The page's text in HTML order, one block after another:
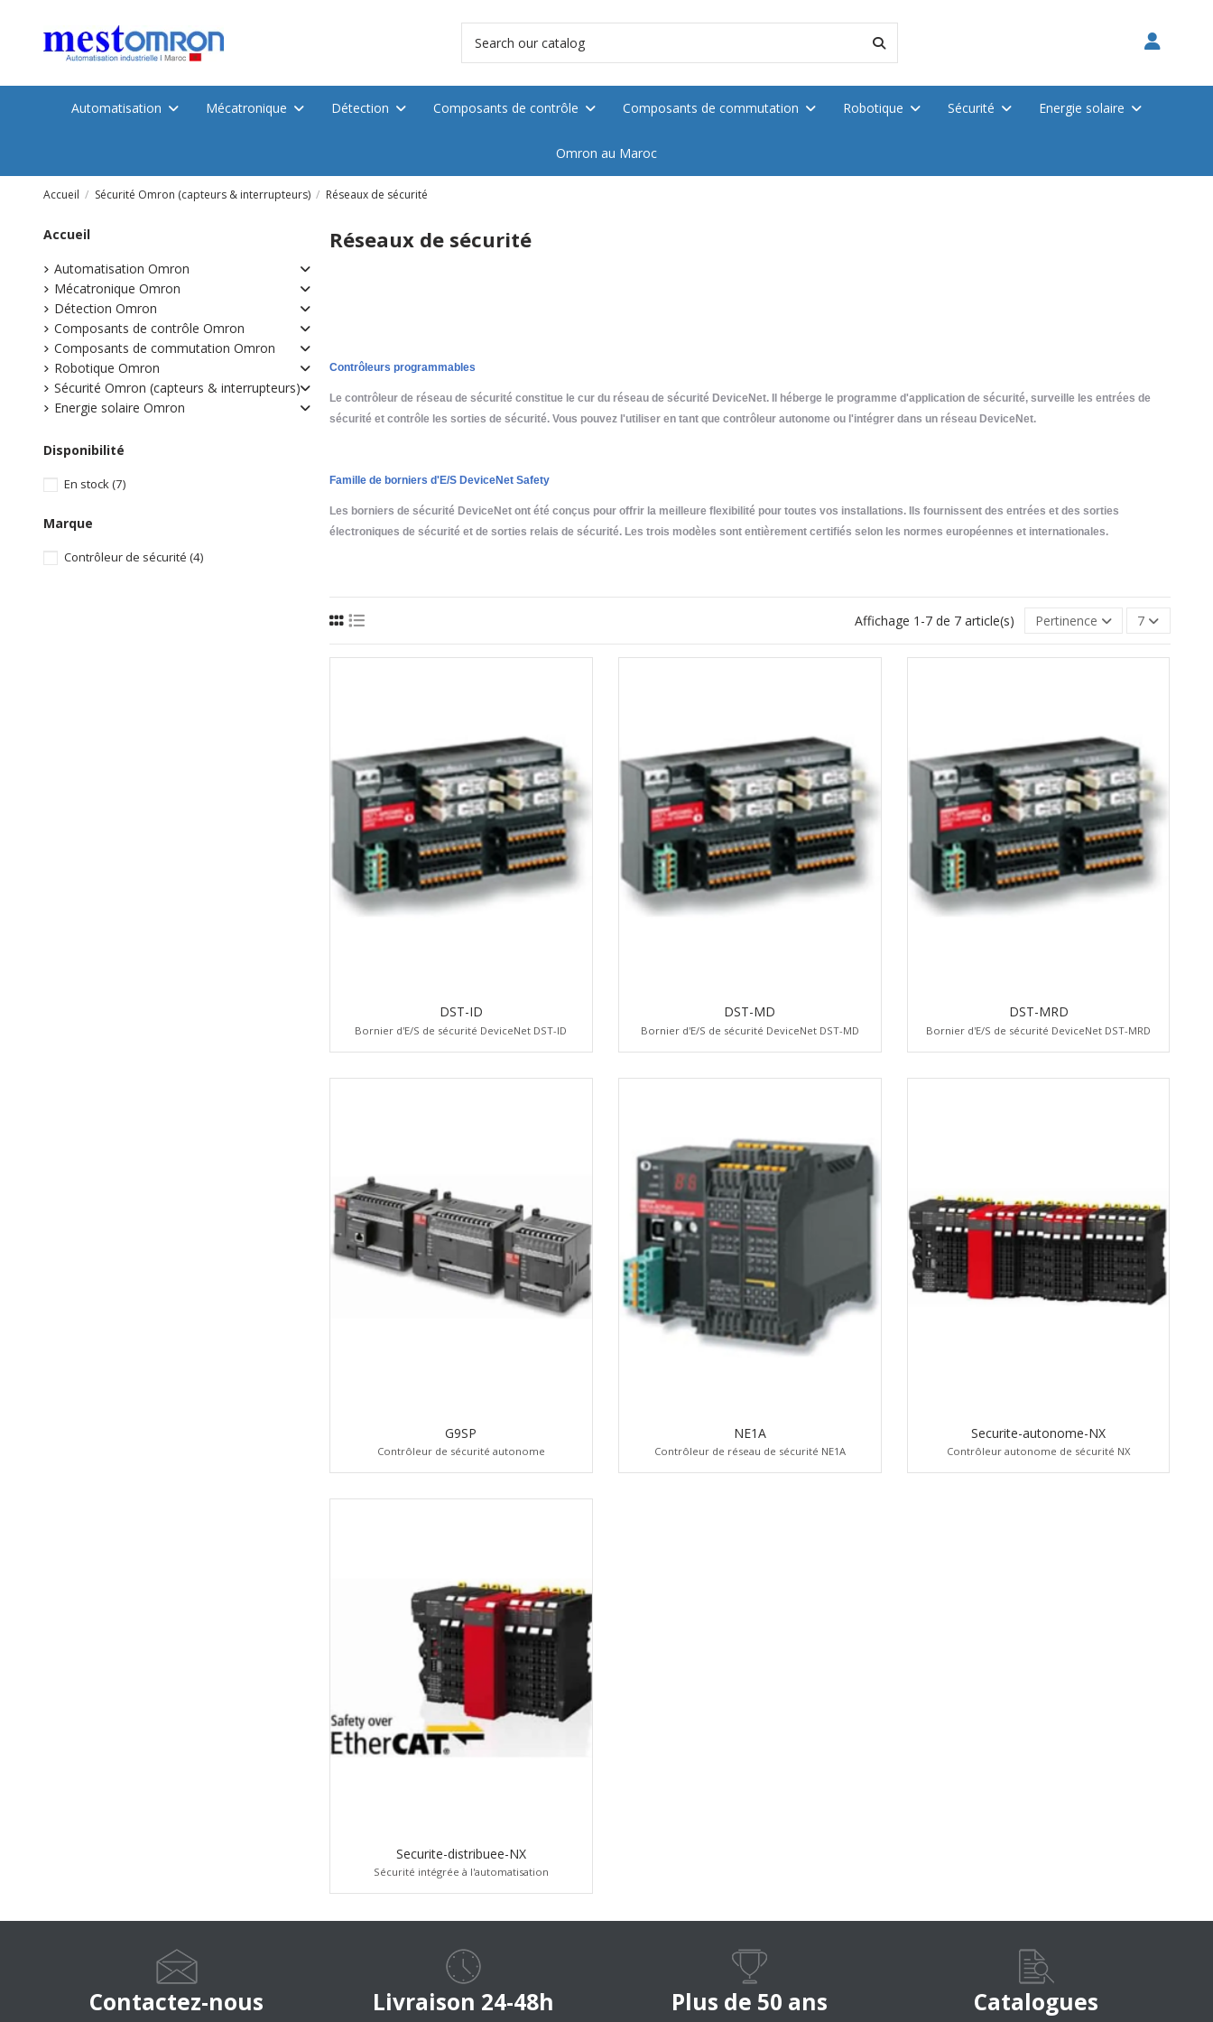
Automatisation Mécatronique Détection Composants de contrôle Composants de commutation Robotique Sécurité Energie solaire
Omron au Maroc
Accueil Sécurité Omron (capteurs & interrupteurs) Réseaux de sécurité
Réseaux de sécurité
Contrôleurs programmables
Le contrôleur de réseau de sécurité constitue le cur du réseau de sécurité DeviceNet. Il héberge le programme d'application de sécurité, surveille les entrées de
sécurité et contrôle les sorties de sécurité. Vous pouvez l'utiliser en tant que contrôleur autonome ou l'intégrer dans un réseau DeviceNet.
Famille de borniers d'E/S DeviceNet Safety
Les borniers de sécurité DeviceNet ont été conçus pour offrir la meilleure flexibilité pour toutes vos installations. Ils fournissent des entrées et des sorties
électroniques de sécurité et de sorties relais de sécurité. Les trois modèles sont entièrement certifiés selon les normes européennes et internationales.
Affichage 1-7 de 7 article(s) Pertinence 7
DST-ID
Bornier d'E/S de sécurité DeviceNet DST-ID
DST-MD
Bornier d'E/S de sécurité DeviceNet DST-MD
DST-MRD
Bornier d'E/S de sécurité DeviceNet DST-MRD
G9SP
Contrôleur de sécurité autonome
NE1A
Contrôleur de réseau de sécurité NE1A
Securite-autonome-NX
Contrôleur autonome de sécurité NX
Securite-distribuee-NX
Sécurité intégrée à l'automatisation
Accueil
Automatisation Omron
Mécatronique Omron
Détection Omron
Composants de contrôle Omron
Composants de commutation Omron
Robotique Omron
Sécurité Omron (capteurs & interrupteurs)
Energie solaire Omron
Disponibilité
En stock(7)
Marque
Contrôleur de sécurité (4)
Contactez-nous Livraison 24-48h Plus de 50 ans Catalogues